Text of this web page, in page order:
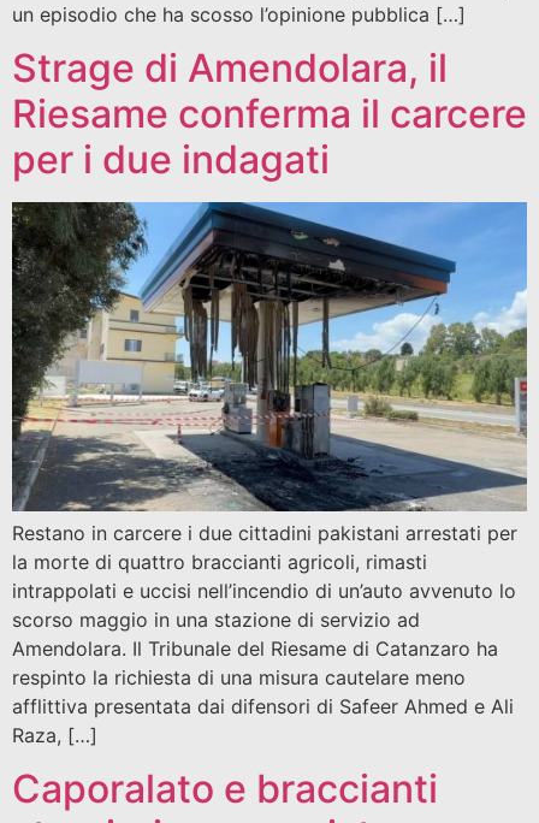
un episodio che ha scosso l’opinione pubblica […]
Strage di Amendolara, il
Riesame conferma il carcere
per i due indagati
Restano in carcere i due cittadini pakistani arrestati per
la morte di quattro braccianti agricoli, rimasti
intrappolati e uccisi nell’incendio di un’auto avvenuto lo
scorso maggio in una stazione di servizio ad
Amendolara. Il Tribunale del Riesame di Catanzaro ha
respinto la richiesta di una misura cautelare meno
afflittiva presentata dai difensori di Safeer Ahmed e Ali
Raza, […]
Caporalato e braccianti